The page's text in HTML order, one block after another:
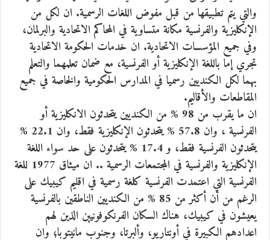
والتي يتم تطبيقها من قبل مفوض اللغات الرسمية. ان لكل من
الإنكليزية والفرنسية مكانة متساوية في المحاكم الاتحادية والبرلمان،
وفي جميع المؤسسات الاتحادية. ان خدمات الحكومة الاتحادية
تجري إما باللغة الإنكليزية أو الفرنسية، مع ضمان تعلمهما والتعلم
بهما لكل الكنديين رسميا في المدارس الحكومية والخاصة في جميع
المقاطعات والأقاليم.
ان ما يقرب من 98 % من الكنديين يتحدثون الانكليزية أو
الفرنسية ، وان 57.8 % يتحدثون الإنكليزية فقط، وان 22.1 %
يتحدثون الفرنسية فقط، و 17.4 % يتحدثون على حد سواء اللغة
الإنكليزية والفرنسية في المجتمعات الرسمية .. ان ميثاق 1977 للغة
الفرنسية التي اعتمدت الفرنسية كلغة رسمية في اقليم كيبيك على
الرغم من أن أكثر من 85 % من الكنديين الناطقين بالفرنسية
يعيشون في كيبيك، هناك السكان الفرنكوفونيين الذين لهم
اعدادهم الكبيرة في أونتاريو، وألبرتا، وجنوب مانيتوبا؛ وان